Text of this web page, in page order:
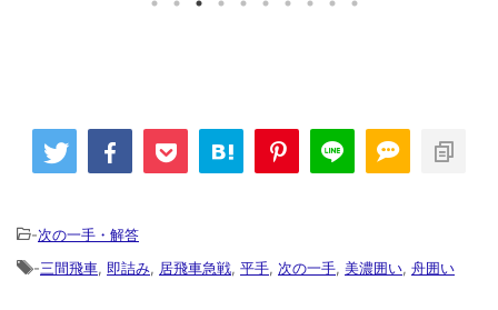
-次の一手・解答
-三間飛車, 即詰み, 居飛車急戦, 平手, 次の一手, 美濃囲い, 舟囲い